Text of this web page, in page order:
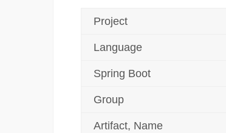
Project
Language
Spring Boot
Group
Artifact, Name